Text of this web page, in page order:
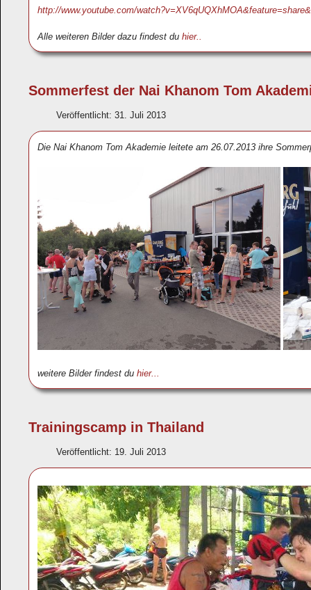
http://www.youtube.com/
Alle weiteren Bilder dazu findest du hier..
Sommerfest der Nai Khanom Tom
Veröffentlicht: 31. Juli 2013
Die Nai Khanom Tom Akademie leitete am 26.07.2013 ihre
weitere Bilder findest du hier...
Trainingscamp in Thailand
Veröffentlicht: 19. Juli 2013